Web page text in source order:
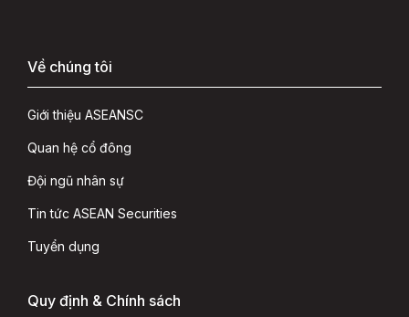
Về chúng tôi
Giới thiệu ASEANSC
Quan hệ cổ đông
Đội ngũ nhân sự
Tin tức ASEAN Securities
Tuyển dụng
Quy định & Chính sách